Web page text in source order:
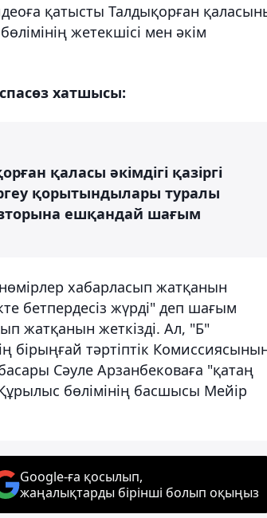
қатысты Талдықорған
жетекшісі мен әкім
хатшысы:
қаласы әкімдігі қазіргі
қорытындылары туралы
ешқандай шағым
нөмірлер хабарласып жатқанын
бетпердесіз жүрді" деп шағым
жатқанын жеткізді. Ал, "Б"
бірыңғай тәртіптік
Сәуле Арзанбековаға "қатаң
бөлімінің басшысы Мейір
Google-ға қосылып,
жаңалықтарды бірінші болып оқыңыз